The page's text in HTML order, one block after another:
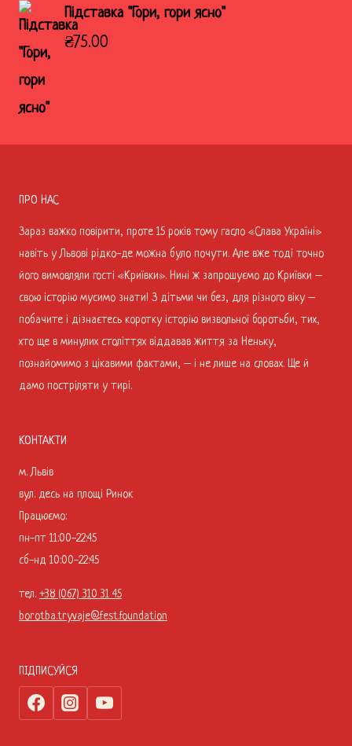
Підставка "Гори, гори ясно"
₴75.00
ПРО НАС
Зараз важко повірити, проте 15 років тому гасло «Слава Україні»
навіть у Львові рідко-де можна було почути. Але вже тоді точно
його вимовляли гості «Криївки». Нині ж запрошуємо до Криївки –
свою історію мусимо знати! З дітьми чи без, для різного віку –
побачите і дізнаєтесь коротку історію визвольної боротьби, тих,
хто ще в минулих століттях віддавав життя за Неньку,
познайомимо з цікавими фактами, – і не лише на словах. Ще й
дамо постріляти у тирі.
КОНТАКТИ
м. Львів
вул. десь на площі Ринок
Працюємо:
пн-пт 11:00-22:45
сб-нд 10:00-22:45
тел. +38 (067) 310 31 45
borotba.tryvaje@fest.foundation
ПІДПИСУЙСЯ